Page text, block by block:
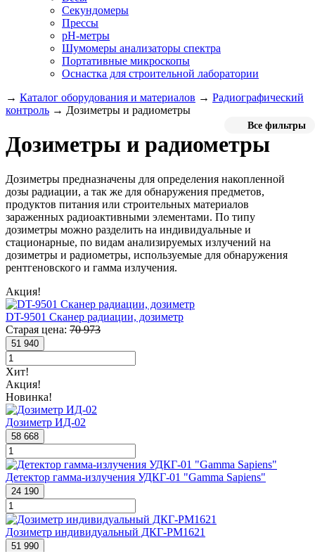
Секундомеры
Прессы
pH-метры
Шумомеры анализаторы спектра
Портативные микроскопы
Оснастка для строительной лаборатории
→ Каталог оборудования и материалов → Радиографический
контроль → Дозиметры и радиометры
Все фильтры
Дозиметры и радиометры
Дозиметры предназначены для определения накопленной
дозы радиации, а так же для обнаружения предметов,
продуктов питания или строительных материалов
зараженных радиоактивными элементами. По типу
дозиметры можно разделить на индивидуальные и
стационарные, по видам анализируемых излучений на
дозиметры и радиометры, используемые для обнаружения
рентгеновского и гамма излучения.
Акция!
DT-9501 Сканер радиации, дозиметр
Старая цена: 70 973
51 940
Хит!
Акция!
Новинка!
Дозиметр ИД-02
58 668
Детектор гамма-излучения УДКГ-01 "Gamma Sapiens"
24 190
Дозиметр индивидуальный ДКГ-PM1621
51 990